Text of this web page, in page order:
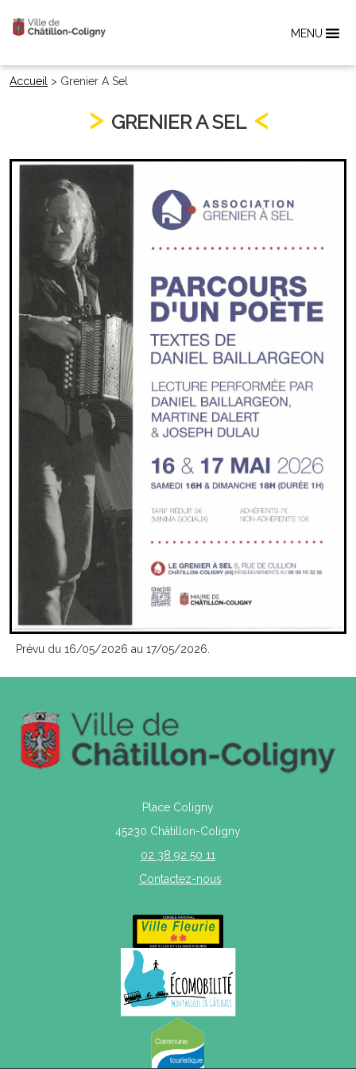
MENU
Accueil > Grenier A Sel
GRENIER A SEL
Prévu du 16/05/2026 au 17/05/2026.
Place Coligny
45230 Châtillon-Coligny
02 38 92 50 11
Contactez-nous